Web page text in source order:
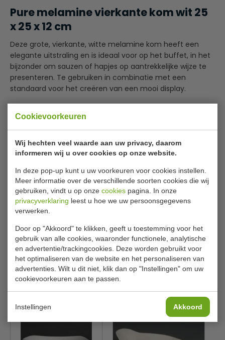
Cookievoorkeuren
Wij hechten veel waarde aan uw privacy, daarom
informeren wij u over cookies op onze website.
In deze pop-up kunt u uw voorkeuren voor cookies instellen.
Meer informatie over de verschillende soorten cookies die wij
gebruiken, vindt u op onze cookies pagina. In onze
privacyverklaring leest u hoe we uw persoonsgegevens
verwerken.
Door op "Akkoord" te klikken, geeft u toestemming voor het
gebruik van alle cookies, waaronder functionele, analytische
en advertentie/trackingcookies. Deze worden gebruikt voor
het optimaliseren van de website en het personaliseren van
advertenties. Wilt u dit niet, klik dan op "Instellingen" om uw
cookievoorkeuren aan te passen.
Instellingen Akkoord
Pure melamine vierkante kom wit 25
x 25 x 12 cm
Deze grote, vierkante, witte melamine kom heeft een
elegante uitstraling en is ideaal voor op het buffet, in het
bijzonder om sauzen of hapjes op aantrekkelijke wijze te
presenteren. Te gebruiken in combinatie met een
standaard voor het creëren van een mooi display.
De rechte buiten kanten en kleine hoekjes creeëren
een elegante uitstraling
Vaatwasmachinebestendig
Praktisch onbreekbaar
Ook verkrijgbaar in diverse maten en in het zwart.
Lees meer
Specificaties
Model
GF 138
H x L x B
12 x 25 x 25 cm
Inhoud
3,8 liter
Gewicht
1,5 kilo
Kleur
Wit
Is dit iets voor jou?